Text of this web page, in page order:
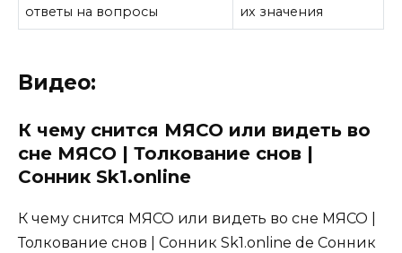
ответы на вопросы
их значения
Видео:
К чему снится МЯСО или видеть во
сне МЯСО | Толкование снов |
Сонник Sk1.online
К чему снится МЯСО или видеть во сне МЯСО |
Толкование снов | Сонник Sk1.online de Сонник